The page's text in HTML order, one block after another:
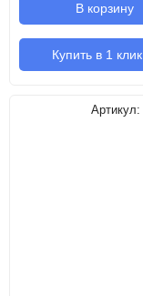
В корзину
Купить в 1 клик
Артикул: